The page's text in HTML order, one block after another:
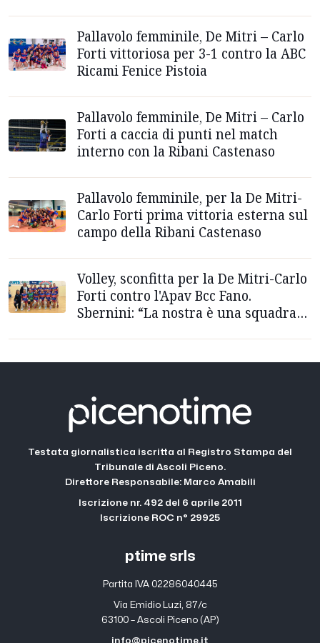
Pallavolo femminile, De Mitri – Carlo
Forti vittoriosa per 3-1 contro la ABC
Ricami Fenice Pistoia
Pallavolo femminile, De Mitri – Carlo
Forti a caccia di punti nel match
interno con la Ribani Castenaso
Pallavolo femminile, per la De Mitri-
Carlo Forti prima vittoria esterna sul
campo della Ribani Castenaso
Volley, sconfitta per la De Mitri-Carlo
Forti contro l'Apav Bcc Fano.
Sbernini: “La nostra è una squadra
Testata giornalistica iscritta al Registro Stampa del
Tribunale di Ascoli Piceno.
Direttore Responsabile: Marco Amabili
Iscrizione nr. 492 del 6 aprile 2011
Iscrizione ROC n° 29925
ptime srls
Partita IVA 02286040445
Via Emidio Luzi, 87/c
63100 – Ascoli Piceno (AP)
info@picenotime.it